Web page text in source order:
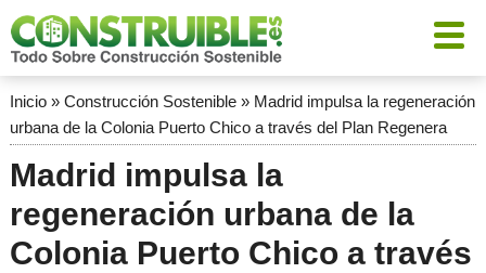
Inicio» Construcción Sostenible» Madrid impulsa la regeneración
urbana de la Colonia Puerto Chico a través del Plan Regenera
Madrid impulsa la
regeneración urbana de la
Colonia Puerto Chico a través